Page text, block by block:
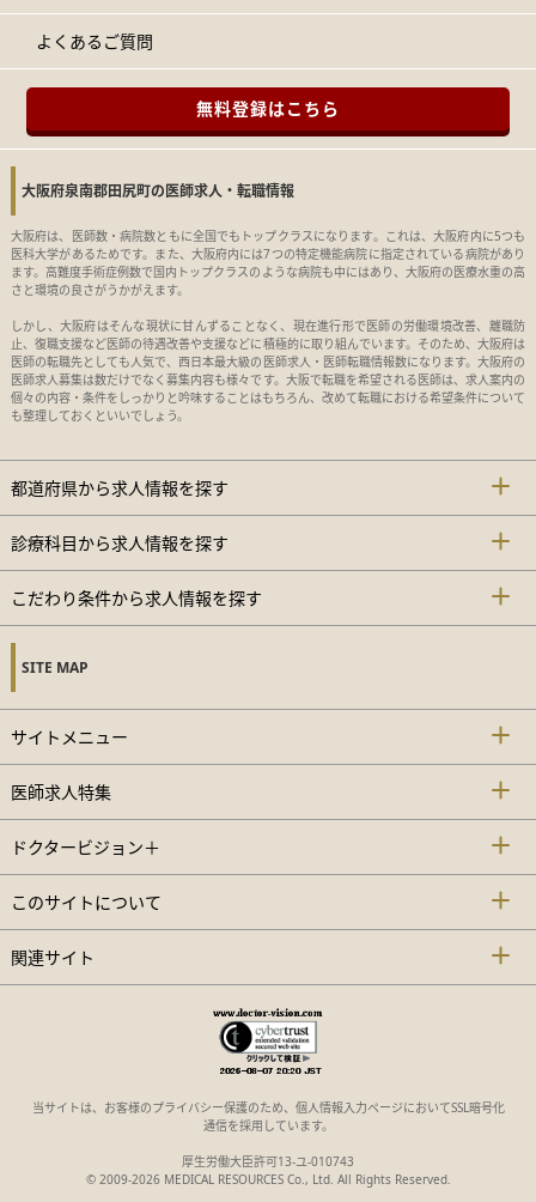
よくあるご質問
無料登録はこちら
大阪府泉南郡田尻町の医師求人・転職情報
大阪府は、医師数・病院数ともに全国でもトップクラスになります。これは、大阪府内に5つも
医科大学があるためです。また、大阪府内には7つの特定機能病院に指定されている病院があり
ます。高難度手術症例数で国内トップクラスのような病院も中にはあり、大阪府の医療水重の高
さと環境の良さがうかがえます。
しかし、大阪府はそんな現状に甘んずることなく、現在進行形で医師の労働環境改善、離職防
止、復職支援など医師の待遇改善や支援などに積極的に取り組んでいます。そのため、大阪府は
医師の転職先としても人気で、西日本最大級の医師求人・医師転職情報数になります。大阪府の
医師求人募集は数だけでなく募集内容も様々です。大阪で転職を希望される医師は、求人案内の
個々の内容・条件をしっかりと吟味することはもちろん、改めて転職における希望条件について
も整理しておくといいでしょう。
都道府県から求人情報を探す
診療科目から求人情報を探す
こだわり条件から求人情報を探す
SITE MAP
サイトメニュー
医師求人特集
ドクタービジョン＋
このサイトについて
関連サイト
当サイトは、お客様のプライバシー保護のため、個人情報入力ページにおいてSSL暗号化
通信を採用しています。
厚生労働大臣許可13-ユ-010743
© 2009-2026 MEDICAL RESOURCES Co., Ltd. All Rights Reserved.